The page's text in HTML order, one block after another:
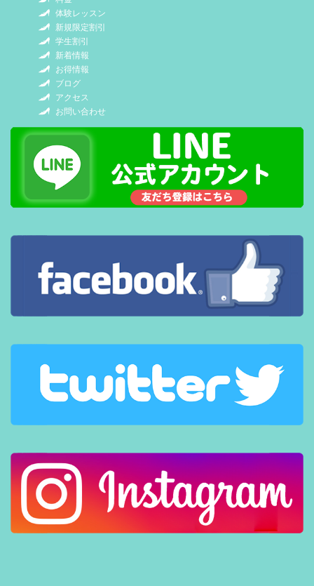
体験レッスン
新規限定割引
学生割引
新着情報
お得情報
ブログ
アクセス
お問い合わせ